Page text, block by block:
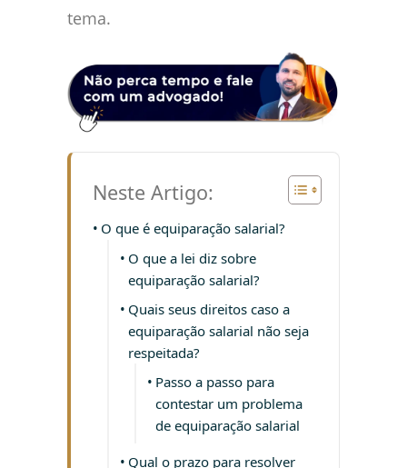
tema.
Neste Artigo:
O que é equiparação salarial?
O que a lei diz sobre
equiparação salarial?
Quais seus direitos caso a
equiparação salarial não seja
respeitada?
Passo a passo para
contestar um problema
de equiparação salarial
Qual o prazo para resolver